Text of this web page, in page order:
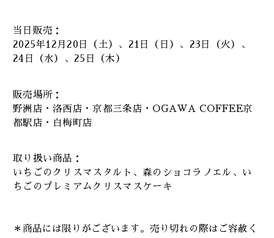
当日販売：
2025年12月20日（土）、21日（日）、23日（火）、
24日（水）、25日（木）
販売場所：
野洲店・洛西店・京都三条店・OGAWA COFFEE京
都駅店・白梅町店
取り扱い商品：
いちごのクリスマスタルト、森のショコラノエル、い
ちごのプレミアムクリスマスケーキ
＊商品には限りがございます。売り切れの際はご容赦く